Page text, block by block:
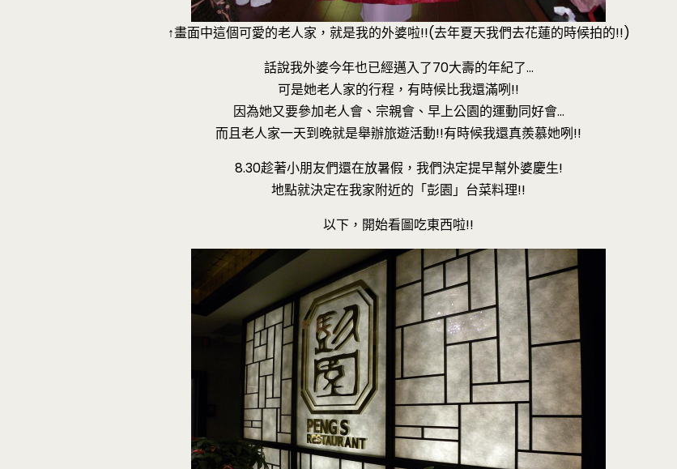
↑畫面中這個可愛的老人家，就是我的外婆啦!!(去年夏天我們去花蓮的時候拍的!!)
話說我外婆今年也已經邁入了70大壽的年紀了…
可是她老人家的行程，有時候比我還滿咧!!
因為她又要參加老人會、宗親會、早上公園的運動同好會…
而且老人家一天到晚就是舉辦旅遊活動!!有時候我還真羨慕她咧!!
8.30趁著小朋友們還在放暑假，我們決定提早幫外婆慶生!
地點就決定在我家附近的「彭園」台菜料理!!
以下，開始看圖吃東西啦!!